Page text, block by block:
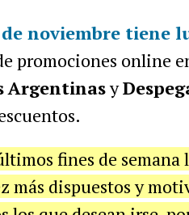
noviembre tiene
promociones online
Argentinasy
fines de semana
más dispuestos y